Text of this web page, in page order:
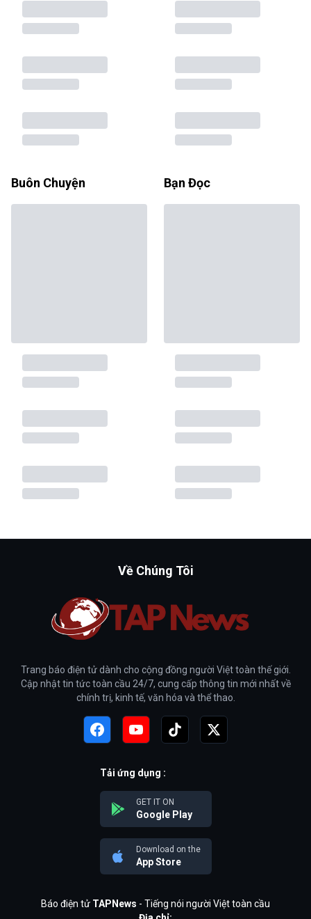
Buôn Chuyện Bạn Đọc
Về Chúng Tôi
Trang báo điện tử dành cho cộng đồng người Việt toàn thế giới.
Cập nhật tin tức toàn cầu 24/7, cung cấp thông tin mới nhất về
chính trị, kinh tế, văn hóa và thể thao.
Tải ứng dụng :
GET IT ON
Google Play
Download on the
App Store
Báo điện tử TAPNews - Tiếng nói người Việt toàn cầu